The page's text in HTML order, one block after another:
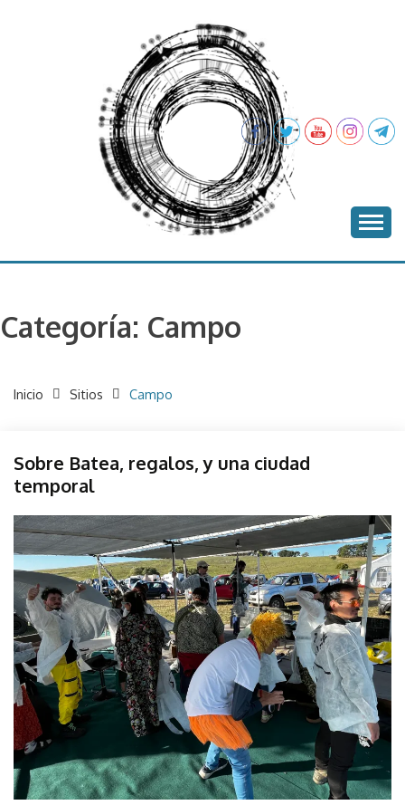
BATEA
Categoría: Campo
Inicio Sitios Campo
Campo
Fuego
Austral
Sonido
Sound
Taller
Tandil
Sobre Batea, regalos, y una ciudad
temporal
febrero
27,
2023
parselis